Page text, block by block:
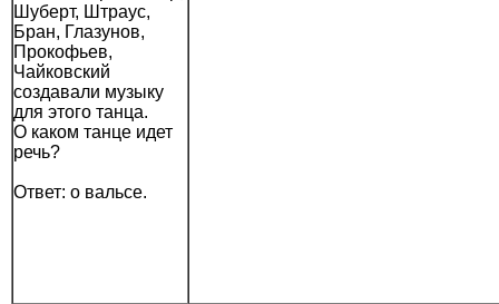
Шуберт, Штраус,
Бран, Глазунов,
Прокофьев,
Чайковский
создавали музыку
для этого танца.
О каком танце идет
речь?
Ответ: о вальсе.